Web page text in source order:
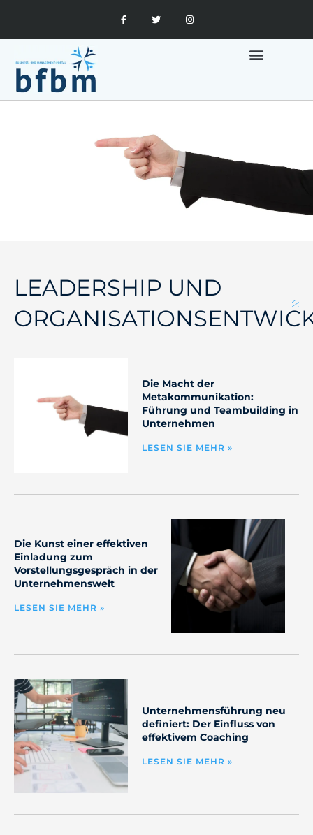
LEADERSHIP UND
Die Macht der
Metakommunikation:
Führung und Teambuilding in
Unternehmen
LESEN SIE MEHR »
Die Kunst einer effektiven
Einladung zum
Vorstellungsgespräch in der
Unternehmenswelt
LESEN SIE MEHR »
Unternehmensführung neu
definiert: Der Einfluss von
effektivem Coaching
LESEN SIE MEHR »